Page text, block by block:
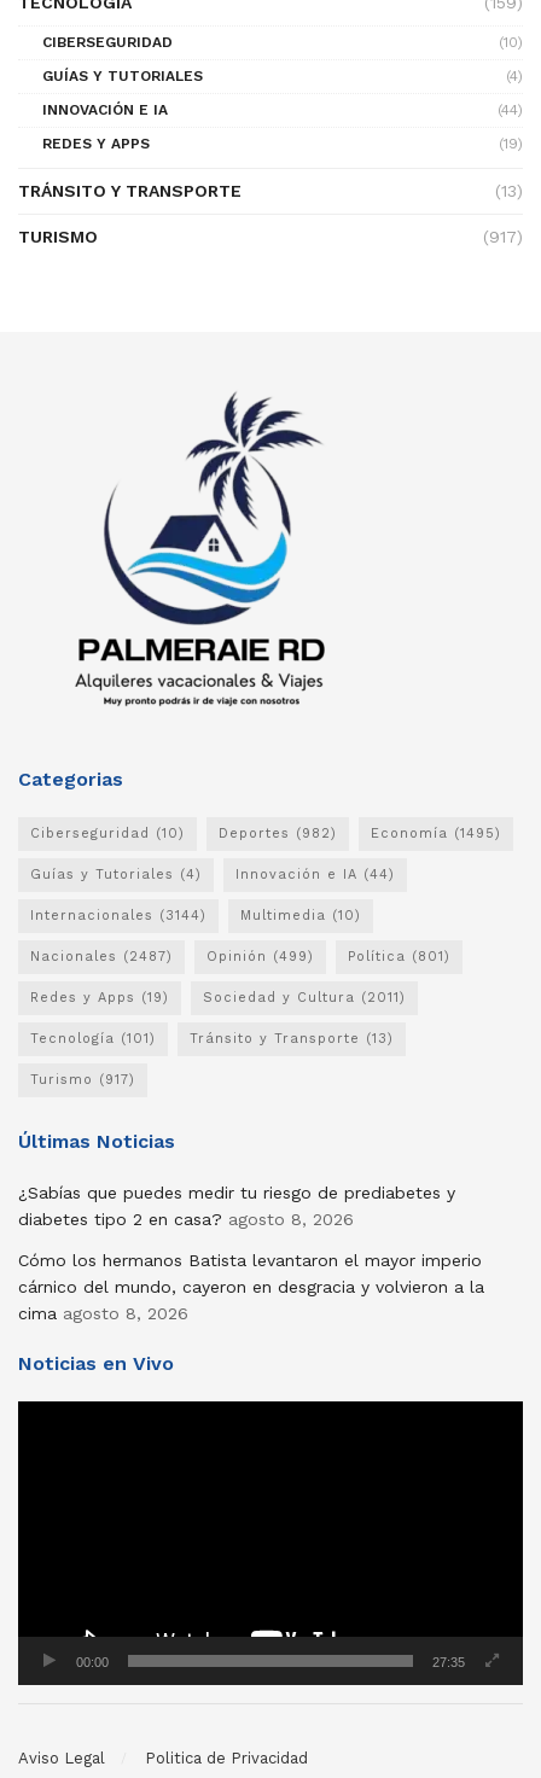
CIBERSEGURIDAD
(10)
GUÍAS Y TUTORIALES
(4)
INNOVACIÓN E IA
(44)
REDES Y APPS
(19)
TRÁNSITO Y TRANSPORTE (13)
TURISMO (917)
Categorias
Ciberseguridad (10) Deportes (982) Economía (1495)
Guías y Tutoriales (4) Innovación e IA (44)
Internacionales (3144) Multimedia (10)
Nacionales (2487) Opinión (499) Política (801)
Redes y Apps (19) Sociedad y Cultura (2011)
Tecnología (101) Tránsito y Transporte (13)
Turismo (917)
Últimas Noticias
¿Sabías que puedes medir tu riesgo de prediabetes y
diabetes tipo 2 en casa? agosto 8, 2026
Cómo los hermanos Batista levantaron el mayor imperio
cárnico del mundo, cayeron en desgracia y volvieron a la
cima agosto 8, 2026
Noticias en Vivo
00:00 27:35
Aviso Legal Politica de Privacidad